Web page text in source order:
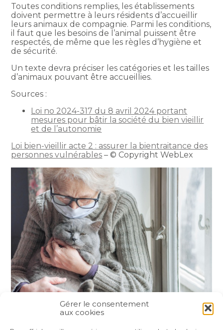
Gérer le consentement
aux cookies
Toutes conditions remplies, les établissements
doivent permettre à leurs résidents d’accueillir
leurs animaux de compagnie. Parmi les conditions,
il faut que les besoins de l’animal puissent être
respectés, de même que les règles d’hygiène et
de sécurité.
Un texte devra préciser les catégories et les tailles
d’animaux pouvant être accueillies.
Sources :
Loi no 2024-317 du 8 avril 2024 portant
mesures pour bâtir la société du bien vieillir
et de l’autonomie
Loi bien-vieillir acte 2 : assurer la bientraitance des
personnes vulnérables – © Copyright WebLex